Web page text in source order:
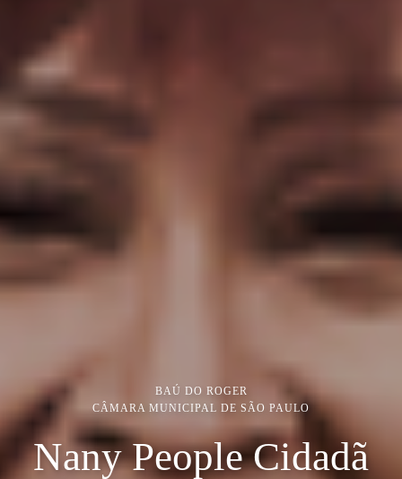
BAÚ DO ROGER
CÂMARA MUNICIPAL DE SÃO PAULO
Nany People Cidadã